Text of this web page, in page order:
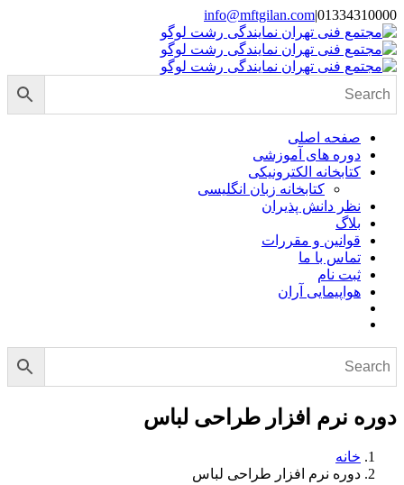
Skip
to
content
01334310000
|
info@mftgilan.com
Instagram
LinkedIn
صفحه اصلی
دوره های آموزشی
کتابخانه الکترونیکی
کتابخانه زبان انگلیسی
نظر دانش پذیران
بلاگ
قوانین و مقررات
تماس با ما
ثبت نام
هواپیمایی آران
دوره نرم افزار طراحی لباس
خانه
دوره نرم افزار طراحی لباس